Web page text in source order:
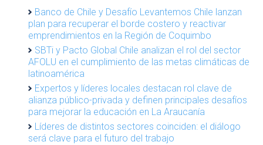
Banco de Chile y Desafío Levantemos Chile lanzan
plan para recuperar el borde costero y reactivar
emprendimientos en la Región de Coquimbo
SBTi y Pacto Global Chile analizan el rol del sector
AFOLU en el cumplimiento de las metas climáticas de
latinoamérica
Expertos y líderes locales destacan rol clave de
alianza público-privada y definen principales desafíos
para mejorar la educación en La Araucanía
Líderes de distintos sectores coinciden: el diálogo
será clave para el futuro del trabajo